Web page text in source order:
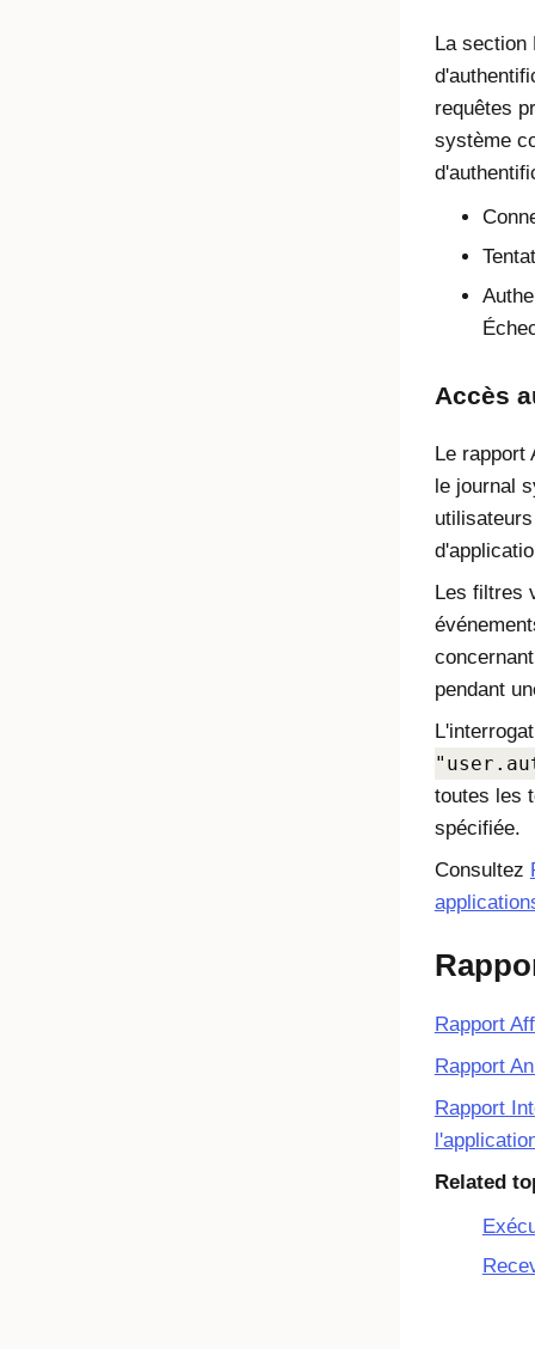
La section
requêtes
système
Accès
Le rapport
le journal
Les filtres
pendant
toutes les
spécifiée.
Consultez
Rapport
Rapport
Rapport
Related